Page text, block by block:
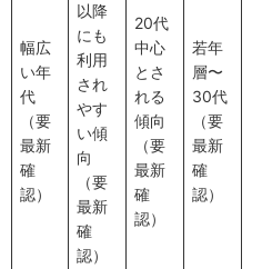
幅広
い年
代
（要
最新
確
認）
以降
にも
利用
され
やす
い傾
向
（要
最新
確
認）
20代
中心
とさ
れる
傾向
（要
最新
確
認）
若年
層〜
30代
（要
最新
確
認）